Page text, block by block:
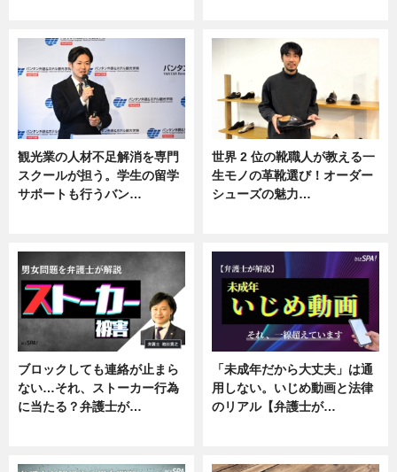
観光業の人材不足解消を専門
スクールが担う。学生の留学
サポートも行うバン…
世界 2 位の靴職人が教える一
生モノの革靴選び！オーダー
シューズの魅力…
ブロックしても連絡が止まら
ない…それ、ストーカー行為
に当たる？弁護士が…
「未成年だから大丈夫」は通
用しない。いじめ動画と法律
のリアル【弁護士が…